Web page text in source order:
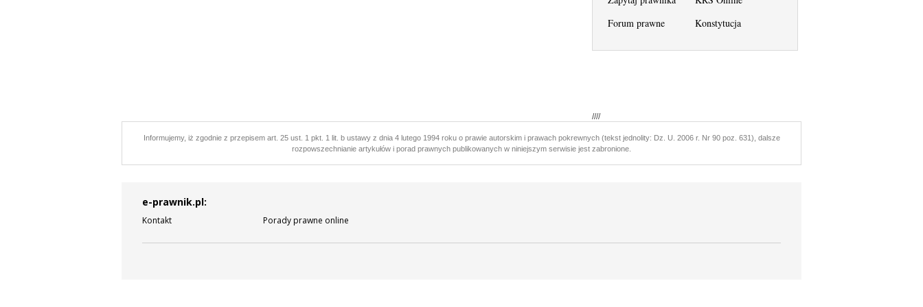
Forum prawne
Konstytucja
////
Informujemy, iż zgodnie z przepisem art. 25 ust. 1 pkt. 1 lit. b ustawy z dnia 4 lutego 1994 roku o prawie autorskim i prawach pokrewnych (tekst jednolity: Dz. U. 2006 r. Nr 90 poz. 631), dalsze
rozpowszechnianie artykułów i porad prawnych publikowanych w niniejszym serwisie jest zabronione.
e-prawnik.pl:
Kontakt Porady prawne online